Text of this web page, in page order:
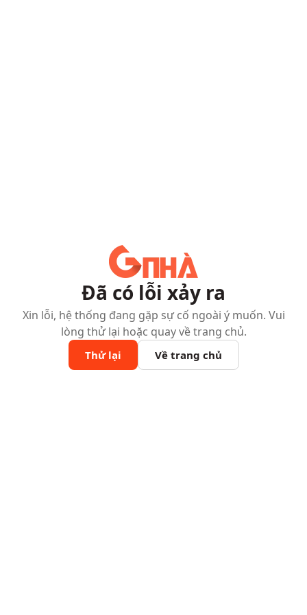
Đã có lỗi xảy ra
Xin lỗi, hệ thống đang gặp sự cố ngoài ý muốn. Vui
lòng thử lại hoặc quay về trang chủ.
Thử lại Về trang chủ